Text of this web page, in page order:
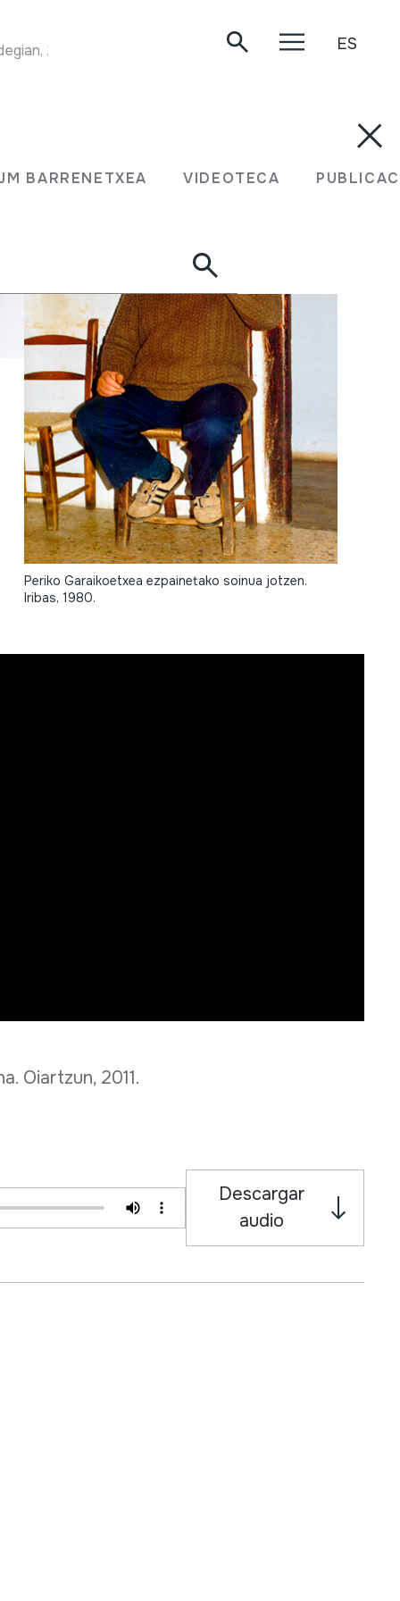
BARRENETXEA VIDEOTECA
2005/05/06. ES
Periko Garaikoetxea ezpainetako soinua jotzen.
Iribas, 1980.
Oiartzun, 2011.
Descargar
audio